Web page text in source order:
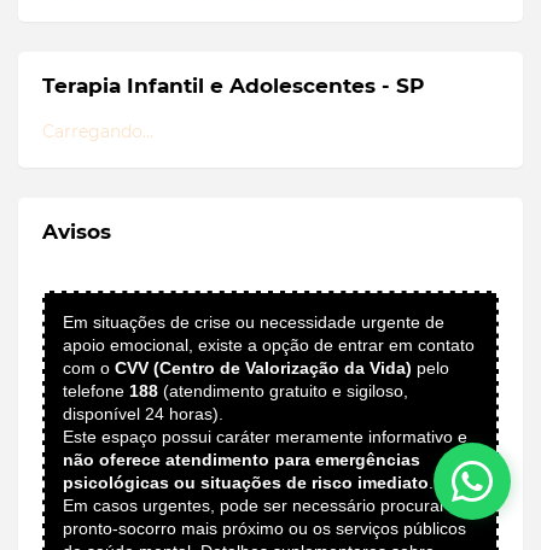
Terapia Infantil e Adolescentes - SP
Carregando...
Avisos
Em situações de crise ou necessidade urgente de
apoio emocional, existe a opção de entrar em contato
com o CVV (Centro de Valorização da Vida) pelo
telefone 188 (atendimento gratuito e sigiloso,
disponível 24 horas).
Este espaço possui caráter meramente informativo e
não oferece atendimento para emergências
psicológicas ou situações de risco imediato.
Em casos urgentes, pode ser necessário procurar o
pronto-socorro mais próximo ou os serviços públicos